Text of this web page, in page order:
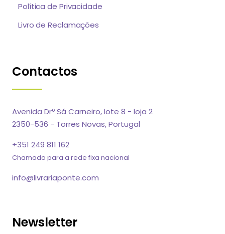
Política de Privacidade
Livro de Reclamações
Contactos
Avenida Drº Sá Carneiro, lote 8 - loja 2
2350-536 - Torres Novas, Portugal
+351 249 811 162
Chamada para a rede fixa nacional
info@livrariaponte.com
Newsletter